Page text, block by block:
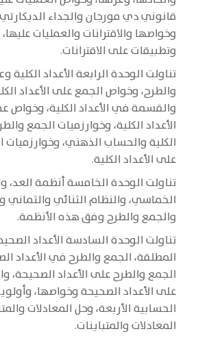
قانوني دي مورجان والجداء
وخواصها والاقترانات والعمليات عليها،
وتطبيقات على الاقترانات.
تناولت الوحدة الرابعة الأعداد الكلية
والطرح، وخواص الجمع على الأعداد
والقسمة في الأعداد الكلية، وخواص
الأعداد الكلية، وخوارزميات الجمع
الكلية والحساب الذهني،
على الأعداد الكلية.
تناولت الوحدة الخامسة أنظمة العد،
الخماسي، والنظام الثنائي
والجمع والطرح وفق هذه الأنظمة.
تناولت الوحدة السادسة الأعداد
المطلقة، الجمع والطرح في الأعداد
الجمع والطرح على الأعداد الصحيحة،
على الأعداد الصحيحة وخواصها،
الحسابية الأربعة، وحل المعادلات
المعادلات والمتباينات.